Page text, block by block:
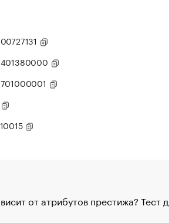
от атрибутов престижа? Тест